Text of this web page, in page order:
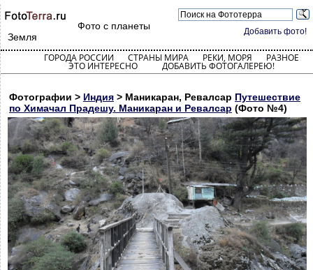
Добавить фото!
Фото с планеты
Земля
ГОРОДА РОССИИ СТРАНЫ МИРА РЕКИ, МОРЯ РАЗНОЕ
ЭТО ИНТЕРЕСНО ДОБАВИТЬ ФОТОГАЛЕРЕЮ!
Фотографии > Индия > Маникаран, Ревалсар Путешествие
по Химачал Прадешу. Маникаран и Ревалсар (Фото №4)